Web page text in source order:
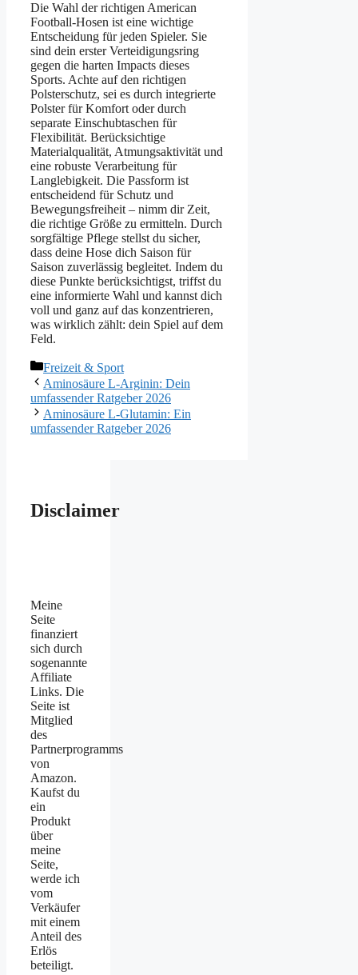
Die Wahl der richtigen American
Football-Hosen ist eine wichtige
Entscheidung für jeden Spieler. Sie
sind dein erster Verteidigungsring
gegen die harten Impacts dieses
Sports. Achte auf den richtigen
Polsterschutz, sei es durch integrierte
Polster für Komfort oder durch
separate Einschubtaschen für
Flexibilität. Berücksichtige
Materialqualität, Atmungsaktivität und
eine robuste Verarbeitung für
Langlebigkeit. Die Passform ist
entscheidend für Schutz und
Bewegungsfreiheit – nimm dir Zeit,
die richtige Größe zu ermitteln. Durch
sorgfältige Pflege stellst du sicher,
dass deine Hose dich Saison für
Saison zuverlässig begleitet. Indem du
diese Punkte berücksichtigst, triffst du
eine informierte Wahl und kannst dich
voll und ganz auf das konzentrieren,
was wirklich zählt: dein Spiel auf dem
Feld.
Kategorien
Freizeit & Sport
Aminosäure L-Arginin: Dein
umfassender Ratgeber 2026
Aminosäure L-Glutamin: Ein
umfassender Ratgeber 2026
Disclaimer
Meine
Seite
finanziert
sich durch
sogenannte
Affiliate
Links. Die
Seite ist
Mitglied
des
Partnerprogramms
von
Amazon.
Kaufst du
ein
Produkt
über
meine
Seite,
werde ich
vom
Verkäufer
mit einem
Anteil des
Erlös
beteiligt.